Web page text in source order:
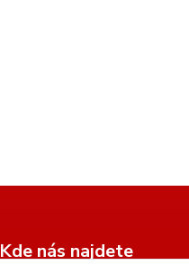
Kde nás najdete